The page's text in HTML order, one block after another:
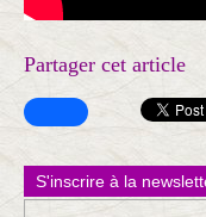
Partager cet article
S'inscrire à la